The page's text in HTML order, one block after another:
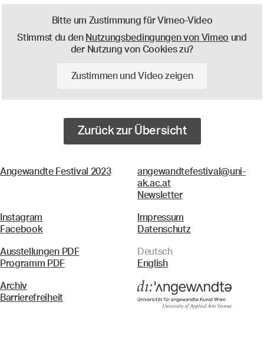
Bitte um Zustimmung für Vimeo-Video
Stimmst du den Nutzungsbedingungen von Vimeo und
der Nutzung von Cookies zu?
Zustimmen und Video zeigen
Zurück zur Übersicht
Angewandte Festival 2023
angewandtefestival@uni-
ak.ac.at
Newsletter
Instagram
Facebook
Impressum
Datenschutz
Ausstellungen PDF
Programm PDF
Deutsch
English
Archiv
Barrierefreiheit